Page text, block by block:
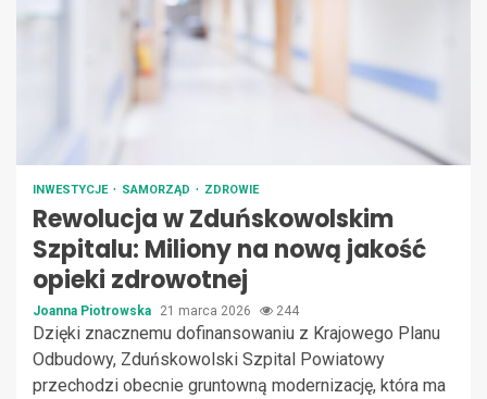
INWESTYCJE SAMORZĄD ZDROWIE
Rewolucja w Zduńskowolskim
Szpitalu: Miliony na nową jakość
opieki zdrowotnej
Joanna Piotrowska 21 marca 2026 244
Dzięki znacznemu dofinansowaniu z Krajowego Planu
Odbudowy, Zduńskowolski Szpital Powiatowy
przechodzi obecnie gruntowną modernizację, która ma